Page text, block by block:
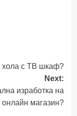
хола с ТВ шкаф?
Next:
изработка на
онлайн магазин?